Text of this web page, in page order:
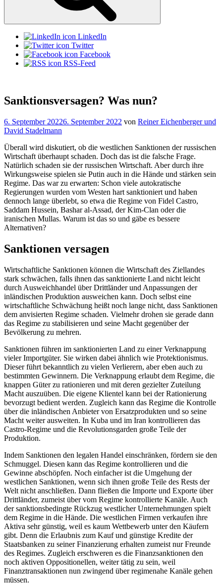
LinkedIn
Twitter
Facebook
RSS-Feed
Sanktionsversagen? Was nun?
Veröffentlicht
am
6. September 20226. September 2022 von Reiner Eichenberger und
David Stadelmann
Überall wird diskutiert, ob die westlichen Sanktionen der russischen
Wirtschaft überhaupt schaden. Doch das ist die falsche Frage.
Natürlich schaden sie der russischen Wirtschaft. Aber durch ihre
Wirkungsweise spielen sie Putin auch in die Hände und stärken sein
Regime. Das war zu erwarten: Schon viele autokratische
Regierungen wurden vom Westen hart sanktioniert und haben
dennoch lange überlebt, so etwa die Regime von Fidel Castro,
Saddam Hussein, Bashar al-Assad, der Kim-Clan oder die
iranischen Mullas. Warum ist das so und gäbe es bessere
Alternativen?
Sanktionen versagen
Wirtschaftliche Sanktionen können die Wirtschaft des Ziellandes
stark schwächen, falls ihnen das sanktionierte Land nicht leicht
durch Ausweichhandel über Drittländer und Anpassungen der
inländischen Produktion ausweichen kann. Doch selbst eine
wirtschaftliche Schwächung heißt noch lange nicht, dass Sanktionen
dem anvisierten Regime schaden. Vielmehr drohen sie gerade dann
das Regime zu stabilisieren und seine Macht gegenüber der
Bevölkerung zu mehren.
Sanktionen führen im sanktionierten Land zu einer Verknappung
vieler Importgüter. Sie wirken dabei ähnlich wie Protektionismus.
Dieser führt bekanntlich zu vielen Verlierern, aber eben auch zu
bestimmten Gewinnern. Die Verknappung erlaubt dem Regime, die
knappen Güter zu rationieren und mit deren gezielter Zuteilung
Macht auszuüben. Die eigene Klientel kann bei der Rationierung
bevorzugt bedient werden. Zugleich kann das Regime die Kontrolle
über die inländischen Anbieter von Ersatzprodukten und so seine
Macht weiter ausweiten. In Kuba und im Iran kontrollieren das
Castro-Regime und die Revolutionsgarden große Teile der
Produktion.
Indem Sanktionen den legalen Handel einschränken, fördern sie den
Schmuggel. Diesen kann das Regime kontrollieren und die
Gewinne abschöpfen. Noch einfacher ist die Umgehung der
westlichen Sanktionen, wenn sich ihnen große Teile des Rests der
Welt nicht anschließen. Dann fließen die Importe und Exporte über
Drittländer, zumeist über vom Regime kontrollierte Kanäle. Auch
der sanktionsbedingte Rückzug westlicher Unternehmungen spielt
dem Regime in die Hände. Die westlichen Firmen verkaufen ihre
Aktiva sehr günstig, weil es kaum Wettbewerb unter den Käufern
gibt. Denn die Erlaubnis zum Kauf und günstige Kredite der
Staatsbanken zu seiner Finanzierung erhalten zumeist nur Freunde
des Regimes. Zugleich erschweren es die Finanzsanktionen den
noch aktiven Oppositionellen, weiter tätig zu sein, weil
Finanztransaktionen nun zwingend über regimenahe Kanäle gehen
müssen.